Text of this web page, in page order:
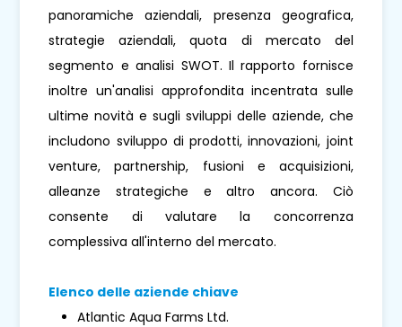
panoramiche aziendali, presenza geografica,
strategie aziendali, quota di mercato del
segmento e analisi SWOT. Il rapporto fornisce
inoltre un'analisi approfondita incentrata sulle
ultime novità e sugli sviluppi delle aziende, che
includono sviluppo di prodotti, innovazioni, joint
venture, partnership, fusioni e acquisizioni,
alleanze strategiche e altro ancora. Ciò
consente di valutare la concorrenza
complessiva all'interno del mercato.
Elenco delle aziende chiave
Atlantic Aqua Farms Ltd.